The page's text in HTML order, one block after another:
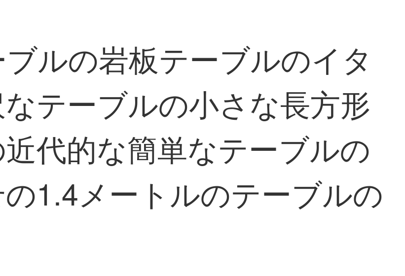
ルの岩板テーブルのイタ
テーブルの小さな長方形
代的な簡単なテーブルの
1.4メートルのテーブルの